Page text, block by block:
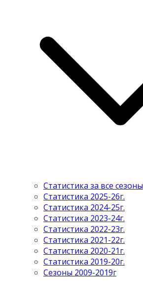
Статистика за все сезоны
Статистика 2025-26г.
Статистика 2024-25г.
Статистика 2023-24г.
Статистика 2022-23г.
Статистика 2021-22г.
Статистика 2020-21г.
Статистика 2019-20г.
Сезоны 2009-2019г